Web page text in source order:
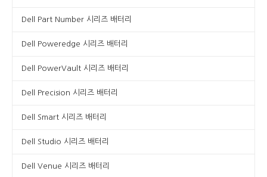
Dell Part Number 시리즈 배터리
Dell Poweredge 시리즈 배터리
Dell PowerVault 시리즈 배터리
Dell Precision 시리즈 배터리
Dell Smart 시리즈 배터리
Dell Studio 시리즈 배터리
Dell Venue 시리즈 배터리